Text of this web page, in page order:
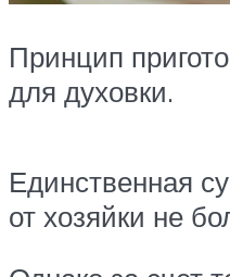
Принцип
для духовки.
Единственная
от хозяйки не